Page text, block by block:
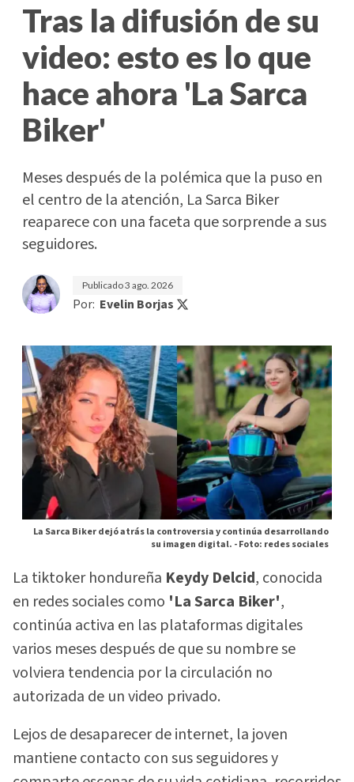
Tras la difusión de su
video: esto es lo que
hace ahora 'La Sarca
Biker'
Meses después de la polémica que la puso en
el centro de la atención, La Sarca Biker
reaparece con una faceta que sorprende a sus
seguidores.
Publicado3 ago. 2026
Por: Evelin Borjas
La Sarca Biker dejó atrás la controversia y continúa desarrollando
su imagen digital. -Foto: redes sociales
La tiktoker hondureña Keydy Delcid, conocida
en redes sociales como 'La Sarca Biker',
continúa activa en las plataformas digitales
varios meses después de que su nombre se
volviera tendencia por la circulación no
autorizada de un video privado.
Lejos de desaparecer de internet, la joven
mantiene contacto con sus seguidores y